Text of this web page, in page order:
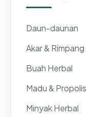
Daun-daunan
Akar & Rimpang
Buah Herbal
Madu & Propolis
Minyak Herbal